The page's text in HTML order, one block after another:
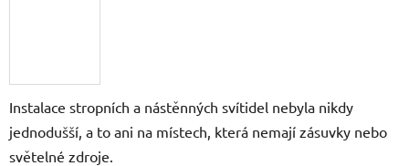
Instalace stropních a nástěnných svítidel nebyla nikdy
jednodušší, a to ani na místech, která nemají zásuvky nebo
světelné zdroje.